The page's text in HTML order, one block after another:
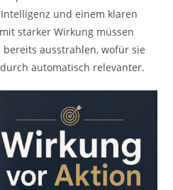
und einem klaren
starker Wirkung müssen
ausstrahlen, wofür sie
automatisch relevanter.